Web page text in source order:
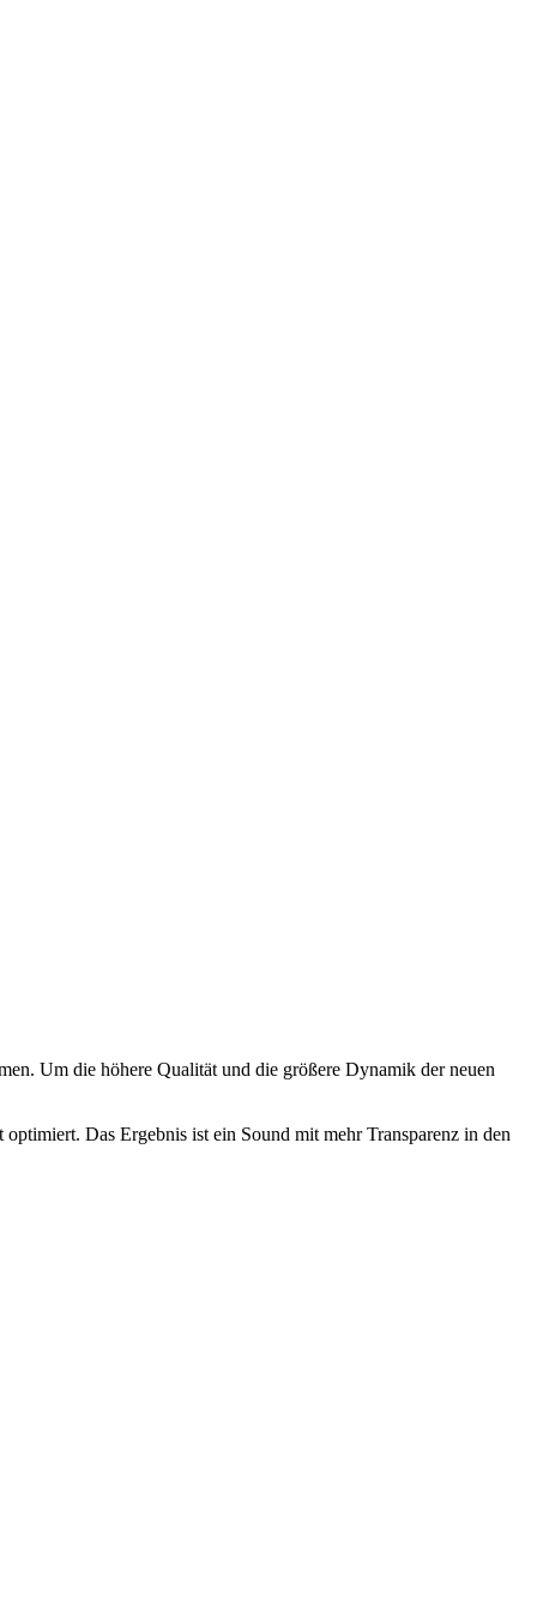
Um die höhere Qualität und die größere Dynamik der neuen
Das Ergebnis ist ein Sound mit mehr Transparenz in den